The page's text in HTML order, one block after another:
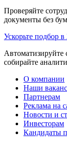
Проверяйте
документы без
Ускорьте подбор в
Автоматизируйте
собирайте
О компании
Наши
Партнерам
Реклама на
Новости и
Инвесторам
Кандидаты